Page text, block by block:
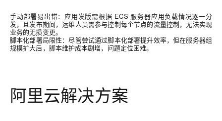
手动部署易出错： 应用发版需根据 ECS 服务器应用负载情况逐一分
发，且发布期间，运维人员需参与控制每个节点的流量控制，无法实现
业务的无损变更。
脚本化部署局限性：尽管尝试通过脚本化部署提升效率，但在服务器组
规模扩大后，脚本维护成本剧增，问题定位困难。
阿里云解决方案